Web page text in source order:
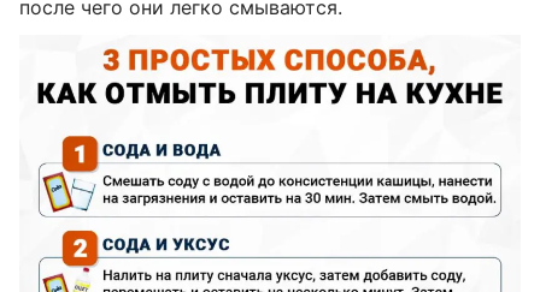
после чего они легко смываются.